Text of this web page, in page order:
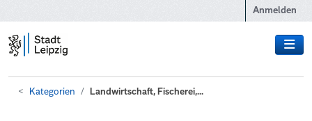
Anmelden
Kategorien Landwirtschaft, Fischerei,...